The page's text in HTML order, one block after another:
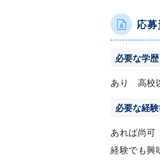
応
必要な学歴
あり 高校
必要な経
あれば尚
経験でも興